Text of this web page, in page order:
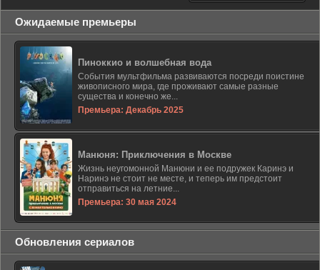
Ожидаемые премьеры
Пиноккио и волшебная вода
События мультфильма развиваются посреди поистине
живописного мира, где проживают самые разные
существа и конечно же...
Премьера: Декабрь 2025
Манюня: Приключения в Москве
Жизнь неугомонной Манюни и ее подружек Каринэ и
Наринэ не стоит не месте, и теперь им предстоит
отправиться на летние...
Премьера: 30 мая 2024
Обновления сериалов